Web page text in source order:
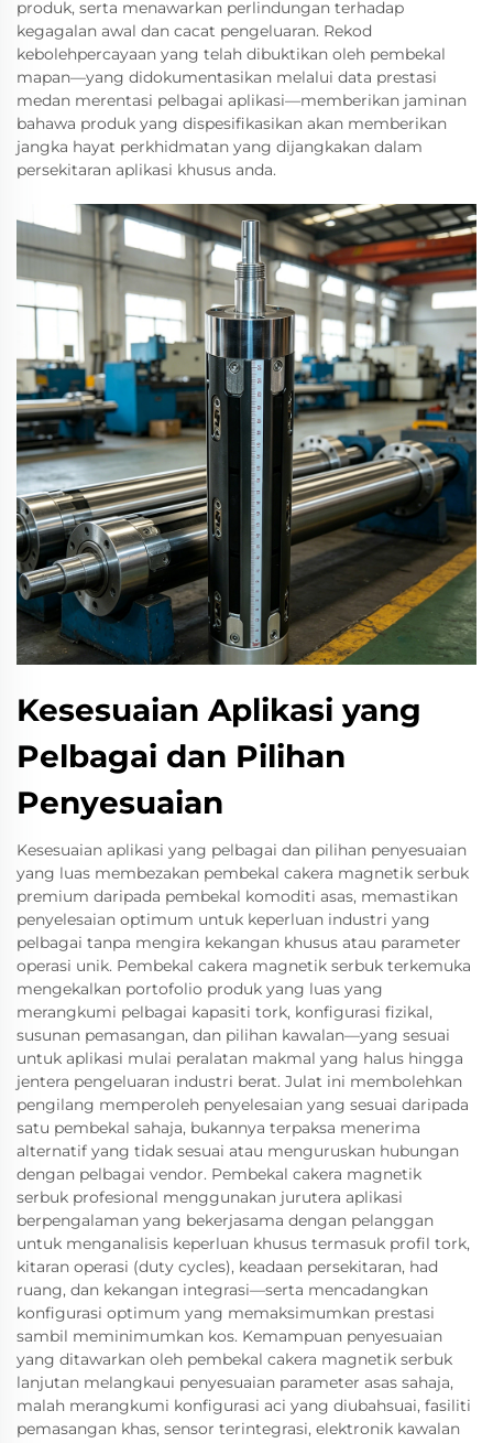
produk, serta menawarkan perlindungan terhadap
kegagalan awal dan cacat pengeluaran. Rekod
kebolehpercayaan yang telah dibuktikan oleh pembekal
mapan—yang didokumentasikan melalui data prestasi
medan merentasi pelbagai aplikasi—memberikan jaminan
bahawa produk yang dispesifikasikan akan memberikan
jangka hayat perkhidmatan yang dijangkakan dalam
persekitaran aplikasi khusus anda.
Kesesuaian Aplikasi yang
Pelbagai dan Pilihan
Penyesuaian
Kesesuaian aplikasi yang pelbagai dan pilihan penyesuaian
yang luas membezakan pembekal cakera magnetik serbuk
premium daripada pembekal komoditi asas, memastikan
penyelesaian optimum untuk keperluan industri yang
pelbagai tanpa mengira kekangan khusus atau parameter
operasi unik. Pembekal cakera magnetik serbuk terkemuka
mengekalkan portofolio produk yang luas yang
merangkumi pelbagai kapasiti tork, konfigurasi fizikal,
susunan pemasangan, dan pilihan kawalan—yang sesuai
untuk aplikasi mulai peralatan makmal yang halus hingga
jentera pengeluaran industri berat. Julat ini membolehkan
pengilang memperoleh penyelesaian yang sesuai daripada
satu pembekal sahaja, bukannya terpaksa menerima
alternatif yang tidak sesuai atau menguruskan hubungan
dengan pelbagai vendor. Pembekal cakera magnetik
serbuk profesional menggunakan jurutera aplikasi
berpengalaman yang bekerjasama dengan pelanggan
untuk menganalisis keperluan khusus termasuk profil tork,
kitaran operasi (duty cycles), keadaan persekitaran, had
ruang, dan kekangan integrasi—serta mencadangkan
konfigurasi optimum yang memaksimumkan prestasi
sambil meminimumkan kos. Kemampuan penyesuaian
yang ditawarkan oleh pembekal cakera magnetik serbuk
lanjutan melangkaui penyesuaian parameter asas sahaja,
malah merangkumi konfigurasi aci yang diubahsuai, fasiliti
pemasangan khas, sensor terintegrasi, elektronik kawalan